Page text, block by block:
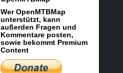
Wer OpenMTBMap
unterstützt, kann
außerden Fragen und
Kommentare posten,
sowie bekommt Premium
Content